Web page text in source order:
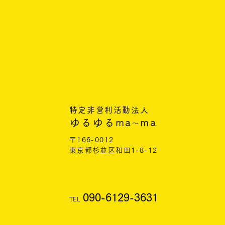
特定非営利活動法人
ゆるゆるma 〜 ma
〒166-0012
東京都杉並区和田1-8-12
TEL 090-6129-3631